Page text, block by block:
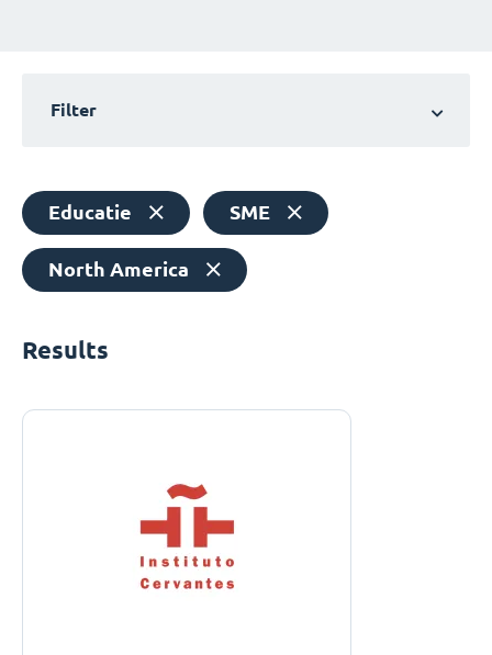
Filter
Educatie SME
North America
Results